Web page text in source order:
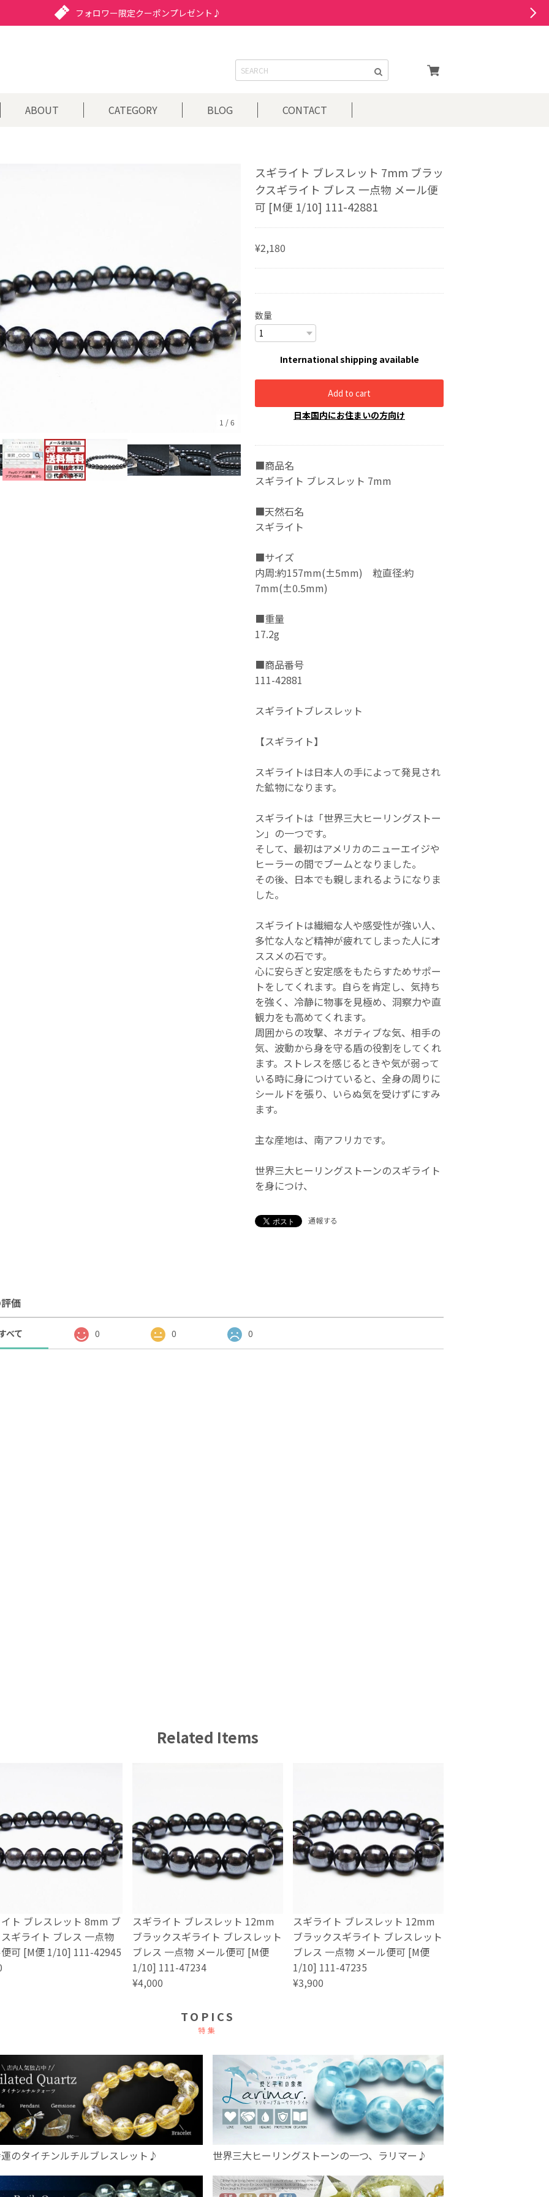
フォロワー限定クーポンプレゼント♪
ABOUT CATEGORY BLOG CONTACT
1 /6
スギライト ブレスレット 7mm ブラッ
クスギライト ブレス 一点物 メール便
可 [M便 1/10] 111-42881
¥2,180
数量
International shipping available
Add to cart
日本国内にお住まいの方向け
■商品名
スギライト ブレスレット 7mm
■天然石名
スギライト
■サイズ
内周:約157mm(±5mm) 粒直径:約
7mm(±0.5mm)
■重量
17.2g
■商品番号
111-42881
スギライトブレスレット
【スギライト】
スギライトは日本人の手によって発見され
た鉱物になります。
スギライトは「世界三大ヒーリングストー
ン」の一つです。
そして、最初はアメリカのニューエイジや
ヒーラーの間でブームとなりました。
その後、日本でも親しまれるようになりま
した。
スギライトは繊細な人や感受性が強い人、
多忙な人など精神が疲れてしまった人にオ
ススメの石です。
心に安らぎと安定感をもたらすためサポー
トをしてくれます。自らを肯定し、気持ち
を強く、冷静に物事を見極め、洞察力や直
観力をも高めてくれます。
周囲からの攻撃、ネガティブな気、相手の
気、波動から身を守る盾の役割をしてくれ
ます。ストレスを感じるときや気が弱って
いる時に身につけていると、全身の周りに
シールドを張り、いらぬ気を受けずにすみ
ます。
主な産地は、南アフリカです。
世界三大ヒーリングストーンのスギライト
を身につけ、
通報する
価
べて 0 0 0
Related Items
ト ブレスレット 8mm ブ
ギライト ブレス 一点物
可 [M便 1/10] 111-42945
スギライト ブレスレット 12mm
ブラックスギライト ブレスレット
ブレス 一点物 メール便可 [M便
1/10] 111-47234
¥4,000
スギライト ブレスレット 12mm
ブラックスギライト ブレスレット
ブレス 一点物 メール便可 [M便
1/10] 111-47235
¥3,900
TOPICS
特集
のタイチンルチルブレスレット♪ 世界三大ヒーリングストーンの一つ、ラリマー♪